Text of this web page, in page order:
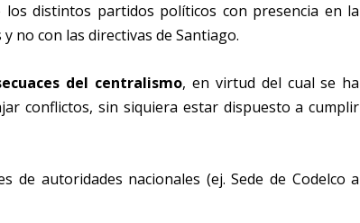
distintos partidos políticos con presencia en la
no con las directivas de Santiago.
del centralismo, en virtud del cual se ha
conflictos, sin siquiera estar dispuesto a cumplir
de autoridades nacionales (ej. Sede de Codelco a